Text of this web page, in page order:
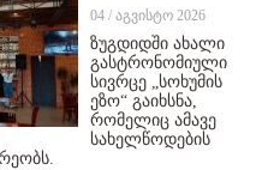
04 / აგვისტო 2026
ზუგდიდში ახალი
გასტრონომიული
სივრცე „სოხუმის
ეზო“ გაიხსნა,
რომელიც ამავე
სახელწოდების